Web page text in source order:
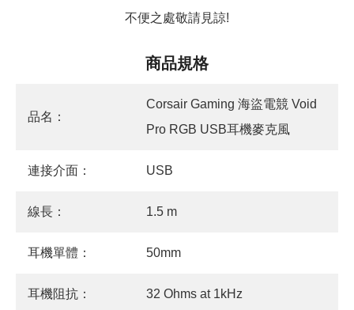
不便之處敬請見諒!
商品規格
品名：
Corsair Gaming 海盜電競 Void
Pro RGB USB耳機麥克風
連接介面： USB
線長： 1.5 m
耳機單體： 50mm
耳機阻抗： 32 Ohms at 1kHz